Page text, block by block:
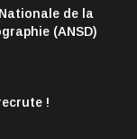
de la
(ANSD)
!